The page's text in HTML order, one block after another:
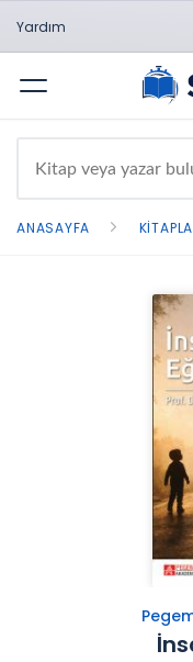
Yardım
Menü
ANASAYFA